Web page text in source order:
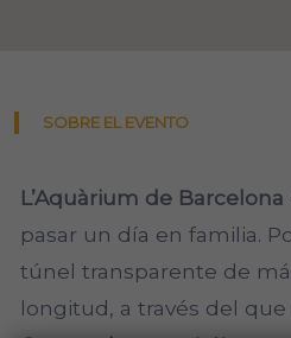
SOBRE EL EVENTO
L’Aquàrium de Barcelona
pasar un día en familia.
túnel transparente de
longitud, a través del